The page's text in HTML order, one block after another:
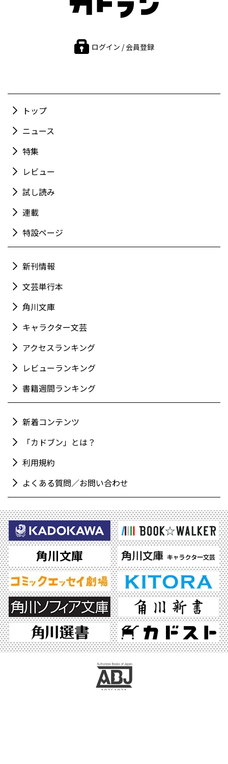
ログイン / 会員登録
トップ
ニュース
特集
レビュー
試し読み
連載
特設ページ
新刊情報
文芸単行本
角川文庫
キャラクター文芸
アクセスランキング
レビューランキング
書籍週間ランキング
新着コンテンツ
「カドブン」とは？
利用規約
よくある質問／お問い合わせ